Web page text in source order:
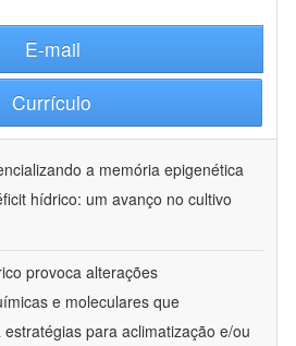
E-mail
Currículo
a memória epigenética
hídrico: um avanço no cultivo
provoca alterações
e moleculares que
para aclimatização e/ou